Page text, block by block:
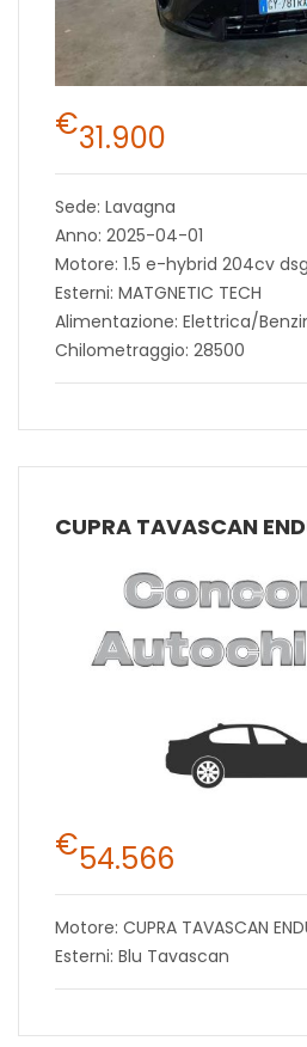
€31.900
Sede: Lavagna
Anno: 2025-04-01
Motore: 1.5 e-hybrid 204cv dsg
Esterni: MATGNETIC TECH
Alimentazione: Elettrica/
Chilometraggio: 28500
€54.566
Motore: CUPRA TAVASCAN
Esterni: Blu Tavascan